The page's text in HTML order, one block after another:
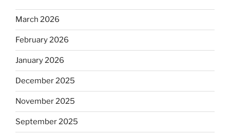
March 2026
February 2026
January 2026
December 2025
November 2025
September 2025